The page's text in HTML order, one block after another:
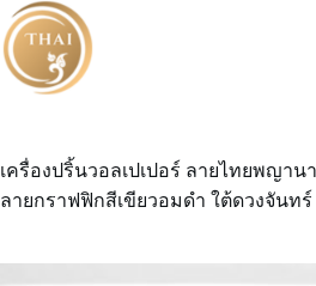
Skip
to
content
เครื่องปริ้นวอลเปเปอร์ ลายไทยพญา
ลายกราฟฟิกสีเขียวอมดำ ใต้ดวงจันทร์